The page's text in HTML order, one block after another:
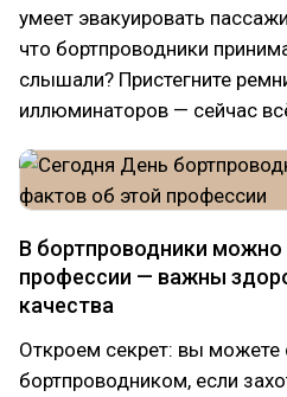
умеет эвакуировать
что бортпроводники
слышали? Пристегните
иллюминаторов — сейчас
В бортпроводники
профессии — важны
качества
Откроем секрет: вы можете
бортпроводником, если